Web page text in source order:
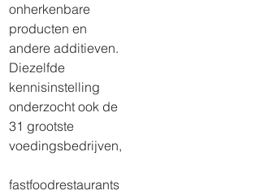
onherkenbare
producten en
andere additieven.
Diezelfde
kennisinstelling
onderzocht ook de
31 grootste
voedingsbedrijven,
fastfoodrestaurants